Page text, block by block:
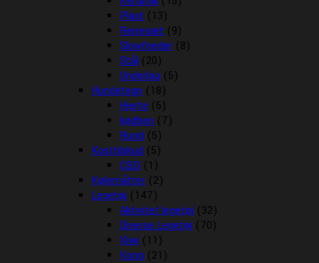
Plast (13)
Rejsesæt (9)
Slowfeeder (8)
Stål (20)
Underlag (5)
Hundetegn (18)
Hjerte (6)
kødben (7)
Rund (5)
Kosttilskud (5)
CBD (1)
Kølemåtter (2)
Legetøj (147)
Aktivitet legetøj (32)
Diverse Legetøj (70)
Kiwi (11)
Kong (21)